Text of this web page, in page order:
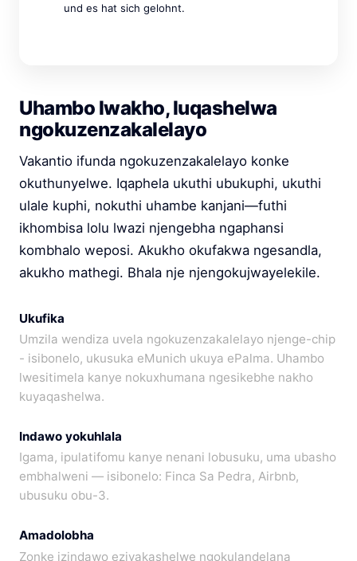
und es hat sich gelohnt.
Uhambo lwakho, luqashelwa
ngokuzenzakalelayo
Vakantio ifunda ngokuzenzakalelayo konke
okuthunyelwe. Iqaphela ukuthi ubukuphi, ukuthi
ulale kuphi, nokuthi uhambe kanjani—futhi
ikhombisa lolu lwazi njengebha ngaphansi
kombhalo weposi. Akukho okufakwa ngesandla,
akukho mathegi. Bhala nje njengokujwayelekile.
Ukufika
Umzila wendiza uvela ngokuzenzakalelayo njenge-chip
- isibonelo, ukusuka eMunich ukuya ePalma. Uhambo
lwesitimela kanye nokuxhumana ngesikebhe nakho
kuyaqashelwa.
Indawo yokuhlala
Igama, ipulatifomu kanye nenani lobusuku, uma ubasho
embhalweni — isibonelo: Finca Sa Pedra, Airbnb,
ubusuku obu-3.
Amadolobha
Zonke izindawo ezivakashelwe ngokulandelana